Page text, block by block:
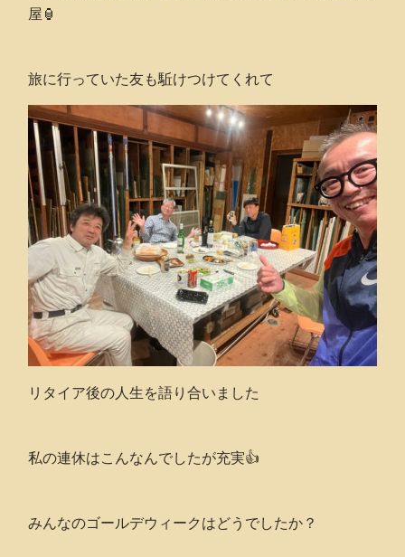
屋🏮
旅に行っていた友も駈けつけてくれて
リタイア後の人生を語り合いました
私の連休はこんなんでしたが充実👍
みんなのゴールデウィークはどうでしたか？